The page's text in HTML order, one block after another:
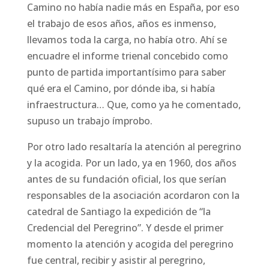
Camino no había nadie más en España, por eso
el trabajo de esos años, años es inmenso,
llevamos toda la carga, no había otro. Ahí se
encuadre el informe trienal concebido como
punto de partida importantísimo para saber
qué era el Camino, por dónde iba, si había
infraestructura… Que, como ya he comentado,
supuso un trabajo ímprobo.
Por otro lado resaltaría la atención al peregrino
y la acogida. Por un lado, ya en 1960, dos años
antes de su fundación oficial, los que serían
responsables de la asociación acordaron con la
catedral de Santiago la expedición de “la
Credencial del Peregrino”. Y desde el primer
momento la atención y acogida del peregrino
fue central, recibir y asistir al peregrino,